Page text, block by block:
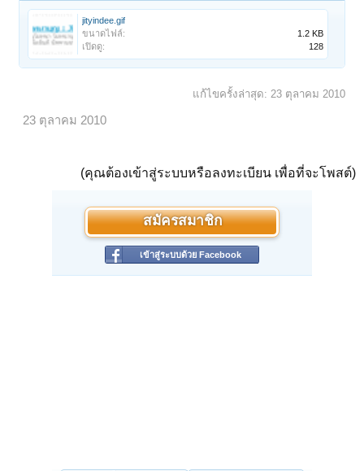
jityindee.gif
ขนาดไฟล์:
1.2 KB
เปิดดู:
128
แก้ไขครั้งล่าสุด: 23 ตุลาคม 2010
23 ตุลาคม 2010
(คุณต้องเข้าสู่ระบบหรือลงทะเบียน เพื่อที่จะโพสต์)
สมัครสมาชิก
เข้าสู่ระบบด้วย Facebook